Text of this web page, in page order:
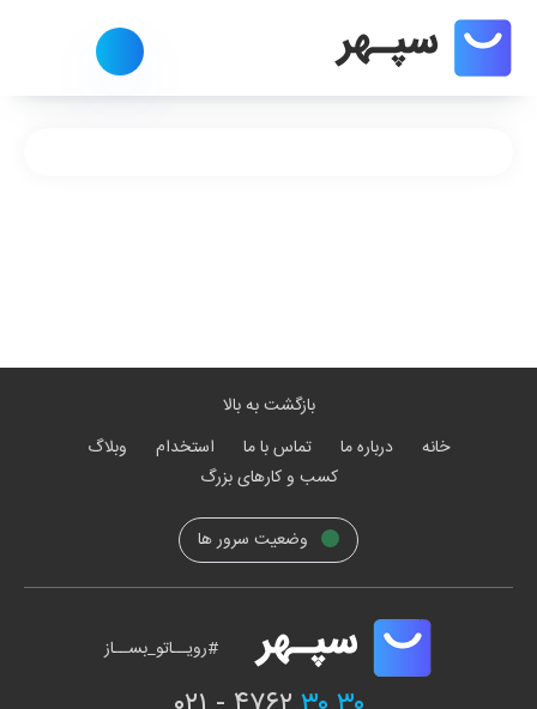
خانه درباره ما تماس با ما استخدام
وبلاگ
کسب و کارهای بزرگ
وضعیت سرور ها
بازگشت به بالا
#رویــاتو_بســاز